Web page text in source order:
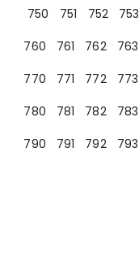
750
751 752 753
760
761 762 763
770
771 772 773
780
781 782 783
790
791 792 793